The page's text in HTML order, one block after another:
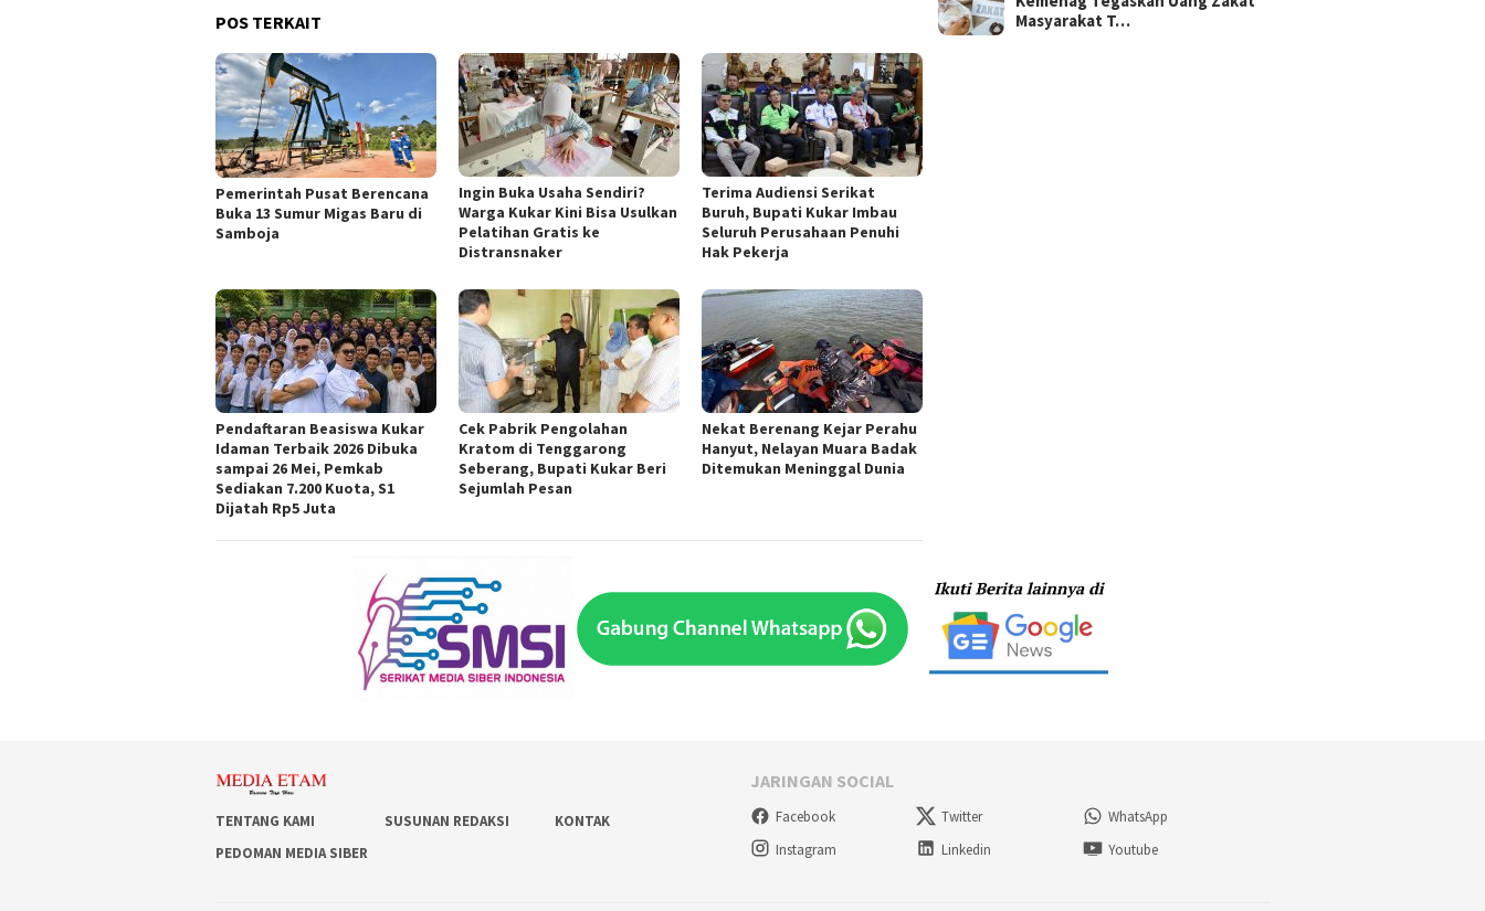
POS TERKAIT
Pemerintah Pusat Berencana
Buka 13 Sumur Migas Baru di
Samboja
Ingin Buka Usaha Sendiri?
Warga Kukar Kini Bisa Usulkan
Pelatihan Gratis ke
Distransnaker
Terima Audiensi Serikat
Buruh, Bupati Kukar Imbau
Seluruh Perusahaan Penuhi
Hak Pekerja
Pendaftaran Beasiswa Kukar
Idaman Terbaik 2026 Dibuka
sampai 26 Mei, Pemkab
Sediakan 7.200 Kuota, S1
Dijatah Rp5 Juta
Cek Pabrik Pengolahan
Kratom di Tenggarong
Seberang, Bupati Kukar Beri
Sejumlah Pesan
Nekat Berenang Kejar Perahu
Hanyut, Nelayan Muara Badak
Ditemukan Meninggal Dunia
Masyarakat T…
TENTANG KAMI SUSUNAN REDAKSI
KONTAK
PEDOMAN MEDIA SIBER
JARINGAN SOCIAL
Facebook Twitter
WhatsApp
Instagram
Linkedin Youtube